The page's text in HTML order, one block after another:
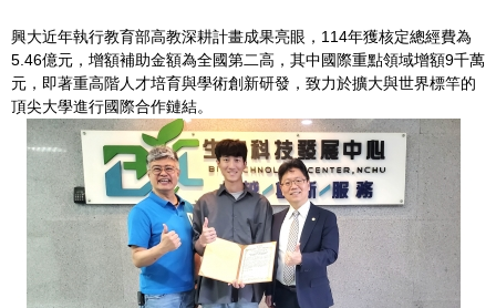
興大近年執行教育部高教深耕計畫成果亮眼，114年獲核定總經費為
5.46億元，增額補助金額為全國第二高，其中國際重點領域增額9千萬
元，即著重高階人才培育與學術創新研發，致力於擴大與世界標竿的
頂尖大學進行國際合作鏈結。